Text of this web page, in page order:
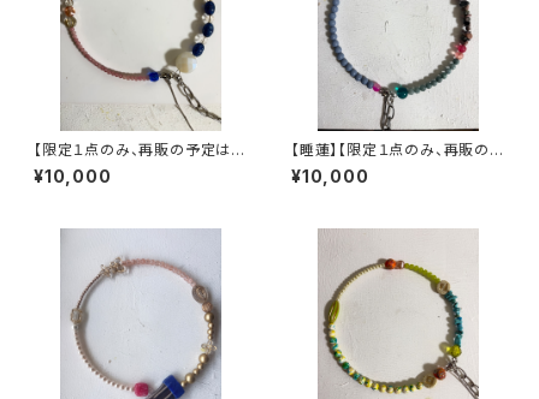
【限定１点のみ、再販の予定はあ
りません】ヴィンテージパーツで
作った丸型3wayネックレス【3
¥10,000
【睡蓮】【限定１点のみ、再販の予
定はありません】ヴィンテージパ
ーツで作った丸型3wayネック
¥10,000